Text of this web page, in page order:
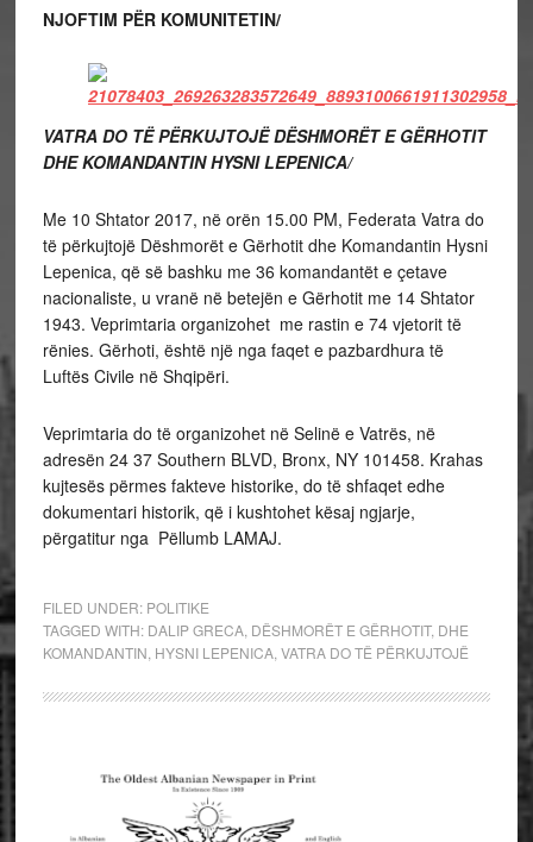
NJOFTIM PËR KOMUNITETIN/
VATRA DO TË PËRKUJTOJË DËSHMORËT E GËRHOTIT
DHE KOMANDANTIN HYSNI LEPENICA/
Me 10 Shtator 2017, në orën 15.00 PM, Federata Vatra do
të përkujtojë Dëshmorët e Gërhotit dhe Komandantin Hysni
Lepenica, që së bashku me 36 komandantët e çetave
nacionaliste, u vranë në betejën e Gërhotit me 14 Shtator
1943. Veprimtaria organizohet me rastin e 74 vjetorit të
rënies. Gërhoti, është një nga faqet e pazbardhura të
Luftës Civile në Shqipëri.
Veprimtaria do të organizohet në Selinë e Vatrës, në
adresën 24 37 Southern BLVD, Bronx, NY 101458. Krahas
kujtesës përmes fakteve historike, do të shfaqet edhe
dokumentari historik, që i kushtohet kësaj ngjarje,
përgatitur nga Pëllumb LAMAJ.
FILED UNDER: POLITIKE
TAGGED WITH: DALIP GRECA, DËSHMORËT E GËRHOTIT, DHE
KOMANDANTIN HYSNI LEPENICA, VATRA DO TË PËRKUJTOJË